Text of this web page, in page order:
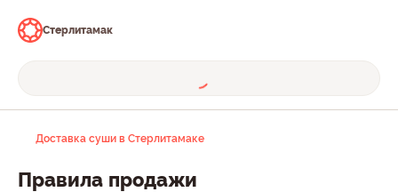
Стерлитамак
Доставка суши в Стерлитамаке
Правила продажи